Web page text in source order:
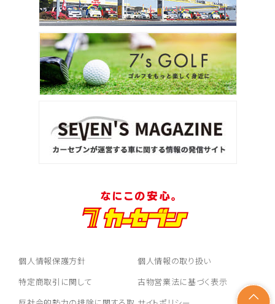
個人情報保護方針
個人情報の取り扱い
特定商取引に関して
古物営業法に基づく表示